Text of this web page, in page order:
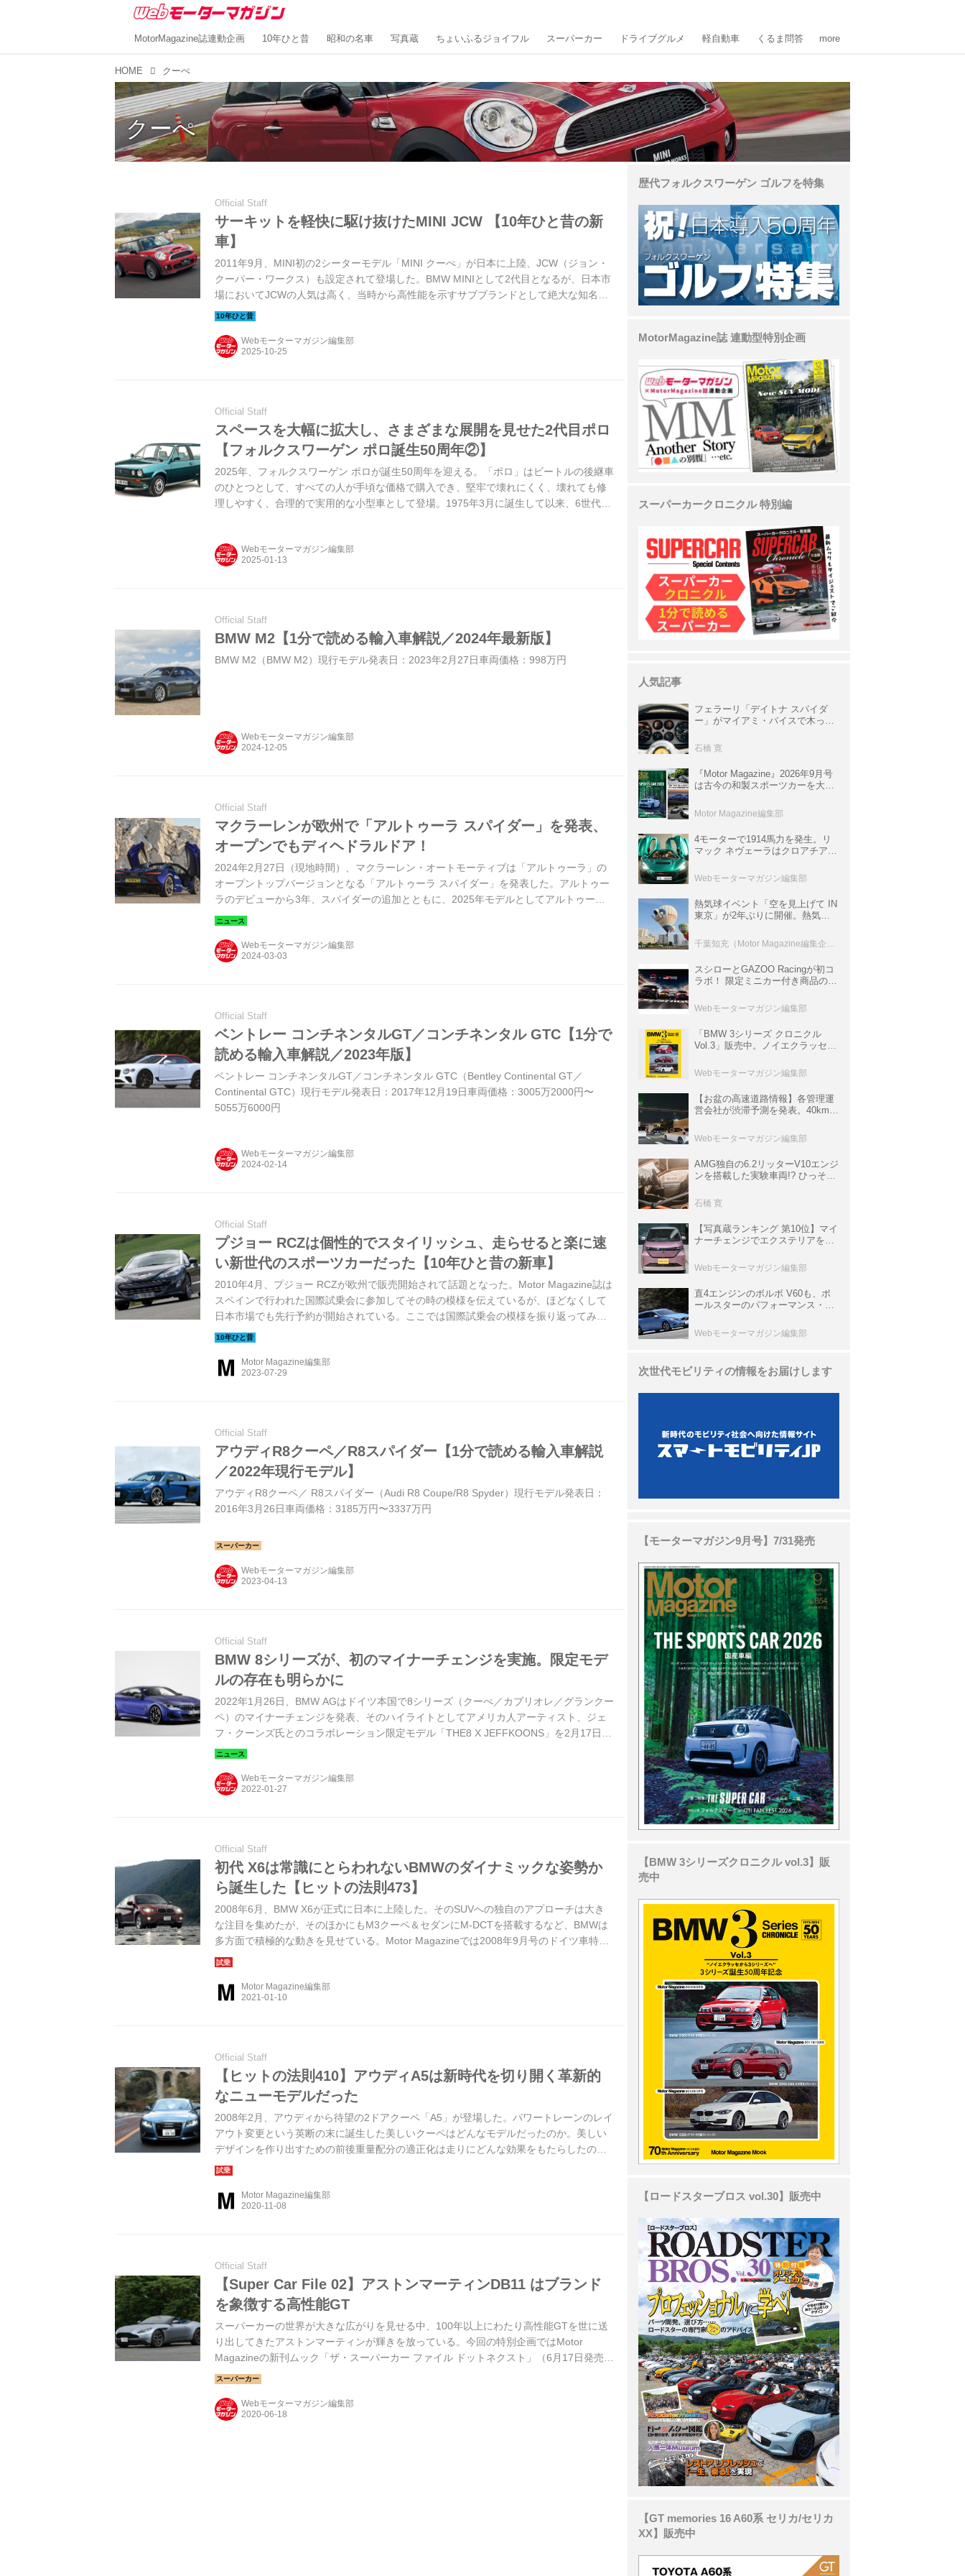
MotorMagazine誌連動企画 10年ひと昔 昭和の名車 写真蔵 ちょいふるジョイフル スーパーカー ドライブグルメ 軽自動車 くるま問答 more
HOME クーぺ
クーぺ
Official Staff
サーキットを軽快に駆け抜けたMINI JCW 【10年ひと昔の新
車】
2011年9月、MINI初の2シーターモデル「MINI クーぺ」が日本に上陸、JCW（ジョン・
クーパー・ワークス）も設定されて登場した。BMW MINIとして2代目となるが、日本市
場においてJCWの人気は高く、当時から高性能を示すサブブランドとして絶大な知名度
を誇っていた。では、モータースポーツシーンから生まれたJCWはどんな実力を持って
模様を振り返ってみよう。（以下の試乗記は、Motor Magazine 2011年12月号より）
Webモーターマガジン編集部
Official Staff
スペースを大幅に拡大し、さまざまな展開を見せた2代目ポロ
【フォルクスワーゲン ポロ誕生50周年②】
2025年、フォルクスワーゲン ポロが誕生50周年を迎える。「ポロ」はビートルの後継車
のひとつとして、すべての人が手頃な価格で購入でき、堅牢で壊れにくく、壊れても修
理しやすく、合理的で実用的な小型車として登場。1975年3月に誕生して以来、6世代50
ポロを紹介しよう。
Webモーターマガジン編集部
Official Staff
BMW M2【1分で読める輸入車解説／2024年最新版】
BMW M2（BMW M2）現行モデル発表日：2023年2月27日車両価格：998万円
Webモーターマガジン編集部
Official Staff
マクラーレンが欧州で「アルトゥーラ スパイダー」を発表、
オープンでもディヘドラルドア！
2024年2月27日（現地時間）、マクラーレン・オートモーティブは「アルトゥーラ」の
オープントップバージョンとなる「アルトゥーラ スパイダー」を発表した。アルトゥー
ラのデビューから3年、スパイダーの追加とともに、2025年モデルとしてアルトゥーラ
にも改良が加えられた。アルトゥーラ スパイダーと最新型アルトゥーラの注文受け付け
価格など詳細は発表されていない。
Webモーターマガジン編集部
Official Staff
ベントレー コンチネンタルGT／コンチネンタル GTC【1分で
読める輸入車解説／2023年版】
ベントレー コンチネンタルGT／コンチネンタル GTC（Bentley Continental GT／
Continental GTC）現行モデル発表日：2017年12月19日車両価格：3005万2000円〜
5055万6000円
Webモーターマガジン編集部
Official Staff
プジョー RCZは個性的でスタイリッシュ、走らせると楽に速
い新世代のスポーツカーだった【10年ひと昔の新車】
2010年4月、プジョー RCZが欧州で販売開始されて話題となった。Motor Magazine誌は
スペインで行われた国際試乗会に参加してその時の模様を伝えているが、ほどなくして
日本市場でも先行予約が開始されている。ここでは国際試乗会の模様を振り返ってみよ
う。（以下の試乗記は、Motor Magazine 2010年7月号より）
Motor Magazine編集部
Official Staff
アウディR8クーペ／R8スパイダー【1分で読める輸入車解説
／2022年現行モデル】
アウディR8クーペ／ R8スパイダー（Audi R8 Coupe/R8 Spyder）現行モデル発表日：
2016年3月26日車両価格：3185万円〜3337万円
Webモーターマガジン編集部
Official Staff
BMW 8シリーズが、初のマイナーチェンジを実施。限定モデ
ルの存在も明らかに
2022年1月26日、BMW AGはドイツ本国で8シリーズ（クーぺ／カブリオレ／グランクー
ペ）のマイナーチェンジを発表、そのハイライトとしてアメリカ人アーティスト、ジェ
フ・クーンズ氏とのコラボレーション限定モデル「THE8 X JEFFKOONS」を2月17日に
世界初公開することも明らかになった。なお、8シリーズのマイナーチェンジにあわせ
Webモーターマガジン編集部
Official Staff
初代 X6は常識にとらわれないBMWのダイナミックな姿勢か
ら誕生した【ヒットの法則473】
2008年6月、BMW X6が正式に日本に上陸した。そのSUVへの独自のアプローチは大き
な注目を集めたが、そのほかにもM3クーペ＆セダンにM-DCTを搭載するなど、BMWは
多方面で積極的な動きを見せている。Motor Magazineでは2008年9月号のドイツ車特集
の中で、BMW X6の国内試乗をとおして、BMWの最新動向を追っている。今回はその模
Motor Magazine編集部
Official Staff
【ヒットの法則410】アウディA5は新時代を切り開く革新的
なニューモデルだった
2008年2月、アウディから待望の2ドアクーペ「A5」が登場した。パワートレーンのレイ
アウト変更という英断の末に誕生した美しいクーペはどんなモデルだったのか。美しい
デザインを作り出すための前後重量配分の適正化は走りにどんな効果をもたらしたの
か。ここでは日本上陸早々に行った試乗の模様を振り返ってみよう。（以下の試乗記
Motor Magazine編集部
Official Staff
【Super Car File 02】アストンマーティンDB11 はブランド
を象徴する高性能GT
スーパーカーの世界が大きな広がりを見せる中、100年以上にわたり高性能GTを世に送
り出してきたアストンマーティンが輝きを放っている。今回の特別企画ではMotor
Magazineの新刊ムック「ザ・スーパーカー ファイル ドットネクスト」（6月17日発売）
から、いま注目の“超俊足＆超高級車”を順次紹介しているが、その第2回は「アストンマ
Webモーターマガジン編集部
歴代フォルクスワーゲン ゴルフを特集
MotorMagazine誌 連動型特別企画
スーパーカークロニクル 特別編
人気記事
フェラーリ「デイトナ スパイダ
ー」がマイアミ・バイスで木っ端
サ」に化けた理由
石橋 寛
『Motor Magazine』2026年9月号
は古今の和製スポーツカーを大特
情報も満載
Motor Magazine編集部
4モーターで1914馬力を発生。リ
マック ネヴェーラはクロアチア発
ロニクル・完全版／115】
Webモーターマガジン編集部
熱気球イベント「空を見上げて IN
東京」が2年ぶりに開催。熱気球
室などのコンテンツも
スシローとGAZOO Racingが初コ
ラボ！ 限定ミニカー付き商品の
ト体験があたる抽選企画などを展
開
Webモーターマガジン編集部
「BMW 3シリーズ クロニクル
Vol.3」販売中。ノイエクラッセか
ムック
Webモーターマガジン編集部
【お盆の高速道路情報】各管理運
営会社が渋滞予測を発表。40km以
数ある
Webモーターマガジン編集部
AMG独自の6.2リッターV10エンジ
ンを搭載した実験車両!? ひっそり
P900 プロトタイプ」とは
石橋 寛
【写真蔵ランキング 第10位】マイ
ナーチェンジでエクステリアを刷
クラ」
Webモーターマガジン編集部
直4エンジンのボルボ V60も、ポ
ールスターのパフォーマンス・パ
と昔の新車】
Webモーターマガジン編集部
次世代モビリティの情報をお届けします
【モーターマガジン9月号】7/31発売
【BMW 3シリーズクロニクル vol.3】販
売中
【ロードスターブロス vol.30】販売中
【GT memories 16 A60系 セリカ/セリカ
XX】販売中